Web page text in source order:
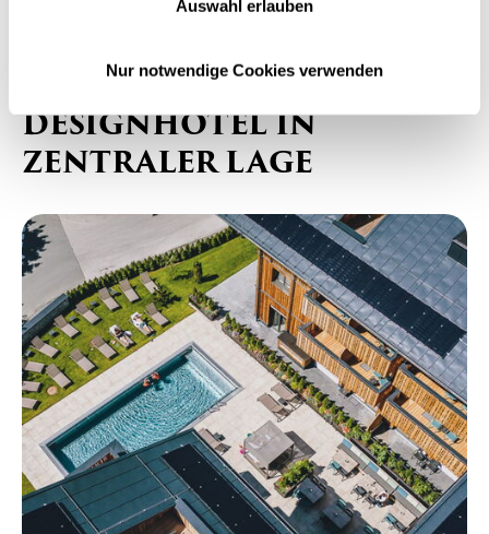
Auswahl erlauben
Nur notwendige Cookies verwenden
STILVOLLES
DESIGNHOTEL IN
ZENTRALER LAGE